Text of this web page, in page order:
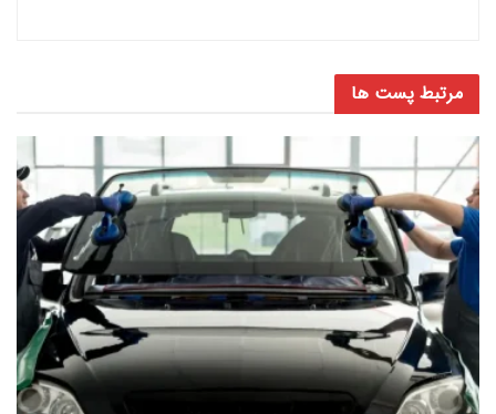
مرتبط پست ها